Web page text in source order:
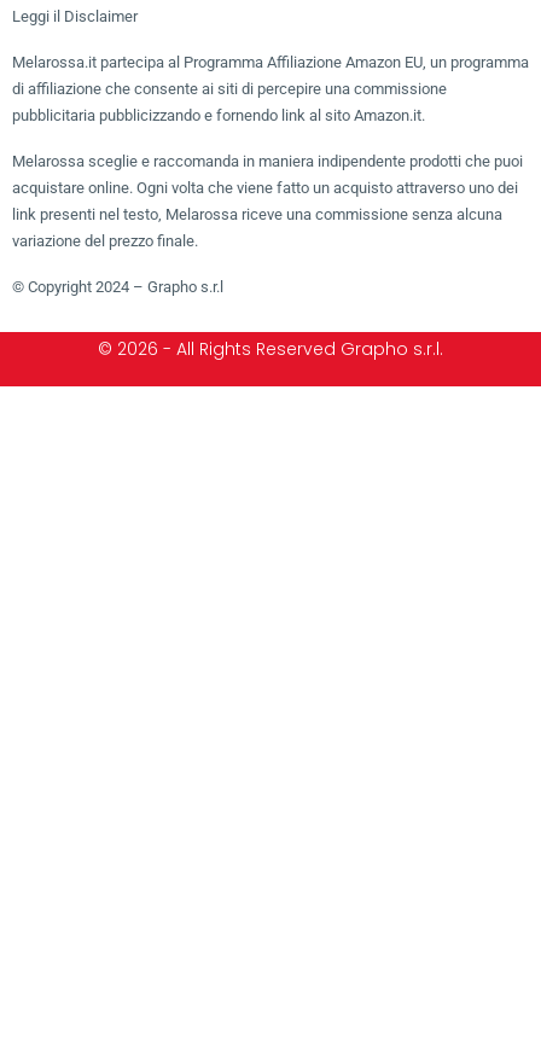
Leggi il Disclaimer
Melarossa.it partecipa al Programma Affiliazione Amazon EU, un programma
di affiliazione che consente ai siti di percepire una commissione
pubblicitaria pubblicizzando e fornendo link al sito Amazon.it.
Melarossa sceglie e raccomanda in maniera indipendente prodotti che puoi
acquistare online. Ogni volta che viene fatto un acquisto attraverso uno dei
link presenti nel testo, Melarossa riceve una commissione senza alcuna
variazione del prezzo finale.
© Copyright 2024 – Grapho s.r.l
© 2026 - All Rights Reserved Grapho s.r.l.